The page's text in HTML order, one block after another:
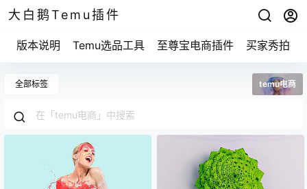
大白鹅Temu插件
版本说明 Temu选品工具 至尊宝电商插件 买家秀拍摄
全部标签 temu电商